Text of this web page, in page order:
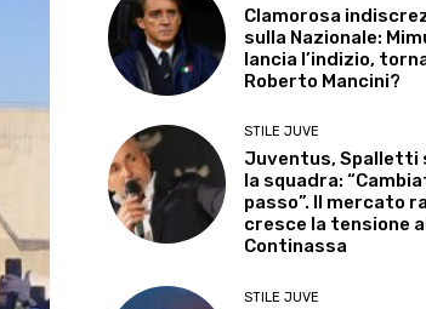
Clamorosa
sulla Nazionale:
lancia l’indizio,
Roberto Mancini?
STILE JUVE
Juventus, Spalletti
la squadra:
passo”. Il mercato
cresce la tensione
Continassa
STILE JUVE